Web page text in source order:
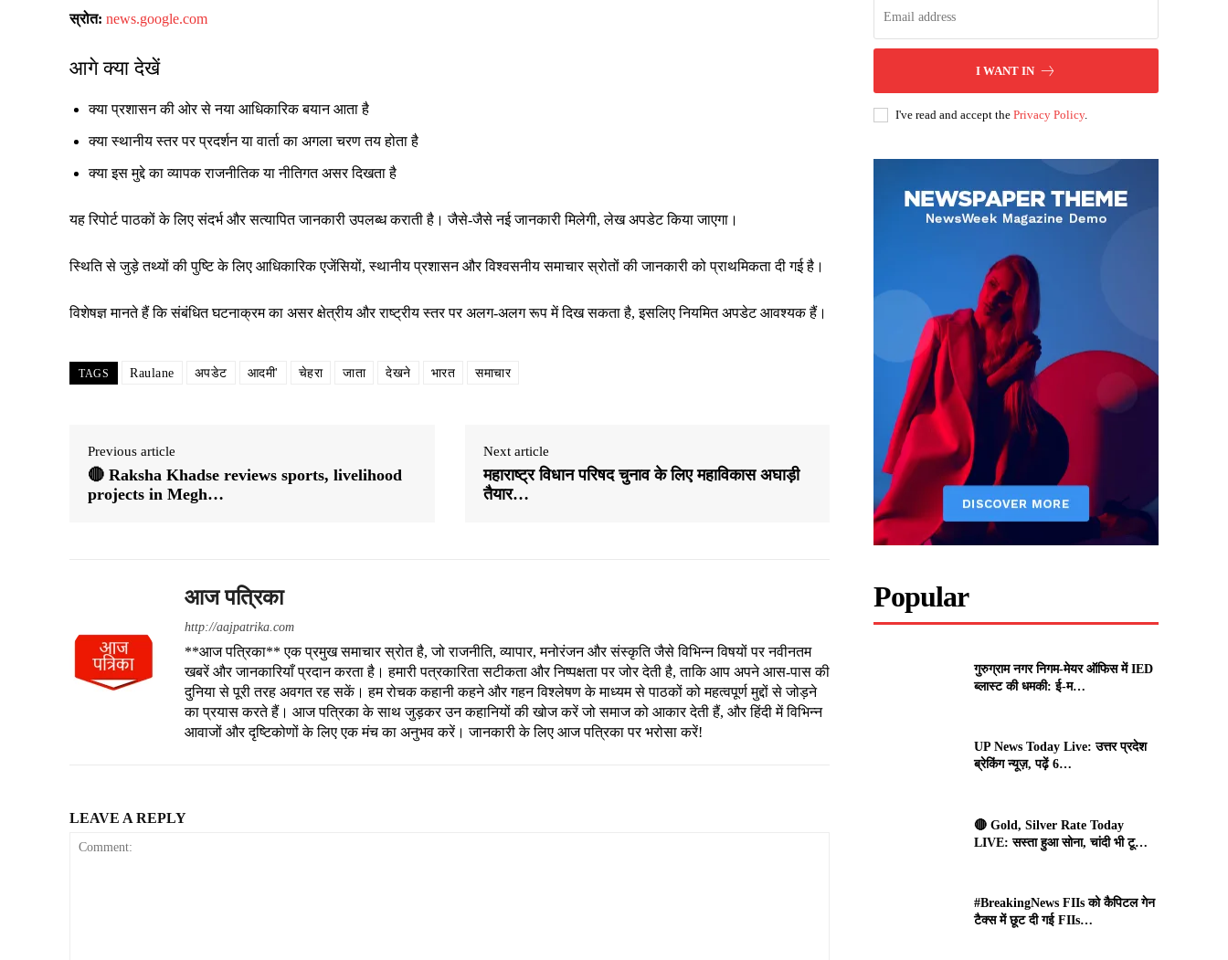
स्रोत: news.google.com
आगे क्या देखें
क्या प्रशासन की ओर से नया आधिकारिक बयान आता है
क्या स्थानीय स्तर पर प्रदर्शन या वार्ता का अगला चरण तय होता है
क्या इस मुद्दे का व्यापक राजनीतिक या नीतिगत असर दिखता है
यह रिपोर्ट पाठकों के लिए संदर्भ और सत्यापित जानकारी उपलब्ध कराती है। जैसे-जैसे नई जानकारी मिलेगी, लेख अपडेट किया जाएगा।
स्थिति से जुड़े तथ्यों की पुष्टि के लिए आधिकारिक एजेंसियों, स्थानीय प्रशासन और विश्वसनीय समाचार स्रोतों की जानकारी को प्राथमिकता दी गई है।
विशेषज्ञ मानते हैं कि संबंधित घटनाक्रम का असर क्षेत्रीय और राष्ट्रीय स्तर पर अलग-अलग रूप में दिख सकता है, इसलिए नियमित अपडेट आवश्यक हैं।
TAGS Raulane अपडेट आदमी' चेहरा जाता देखने भारत समाचार
Previous article
🔴 Raksha Khadse reviews sports, livelihood
projects in Megh…
Next article
महाराष्ट्र विधान परिषद चुनाव के लिए महाविकास अघाड़ी
तैयार…
आज पत्रिका
http://aajpatrika.com
**आज पत्रिका** एक प्रमुख समाचार स्रोत है, जो राजनीति, व्यापार, मनोरंजन और संस्कृति जैसे विभिन्न विषयों पर नवीनतम
खबरें और जानकारियाँ प्रदान करता है। हमारी पत्रकारिता सटीकता और निष्पक्षता पर जोर देती है, ताकि आप अपने आस-पास की
दुनिया से पूरी तरह अवगत रह सकें। हम रोचक कहानी कहने और गहन विश्लेषण के माध्यम से पाठकों को महत्वपूर्ण मुद्दों से जोड़ने
का प्रयास करते हैं। आज पत्रिका के साथ जुड़कर उन कहानियों की खोज करें जो समाज को आकार देती हैं, और हिंदी में विभिन्न
आवाजों और दृष्टिकोणों के लिए एक मंच का अनुभव करें। जानकारी के लिए आज पत्रिका पर भरोसा करें!
LEAVE A REPLY
I WANT IN
I've read and accept thePrivacy Policy.
Popular
गुरुग्राम नगर निगम-मेयर ऑफिस में IED
ब्लास्ट की धमकी: ई-म…
UP News Today Live: उत्तर प्रदेश
ब्रेकिंग न्यूज़, पढ़ें 6…
🔴 Gold, Silver Rate Today
LIVE: सस्ता हुआ सोना, चांदी भी टू…
#BreakingNews FIIs को कैपिटल गेन
टैक्स में छूट दी गई FIIs…